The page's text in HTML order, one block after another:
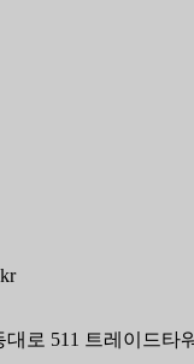
로 511 트레이드타